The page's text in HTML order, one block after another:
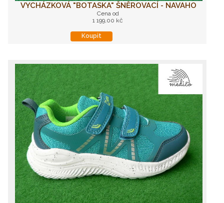
VYCHÁZKOVÁ "BOTASKA" ŠNĚROVACÍ - NAVAHO
Cena od
1 199,00 kč
Koupit